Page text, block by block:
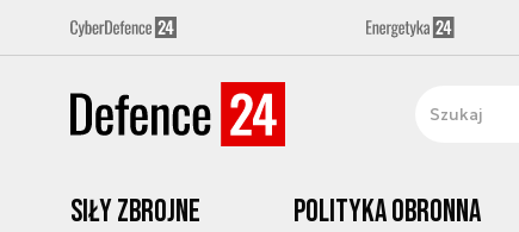
Siły zbrojne Polityka obronna